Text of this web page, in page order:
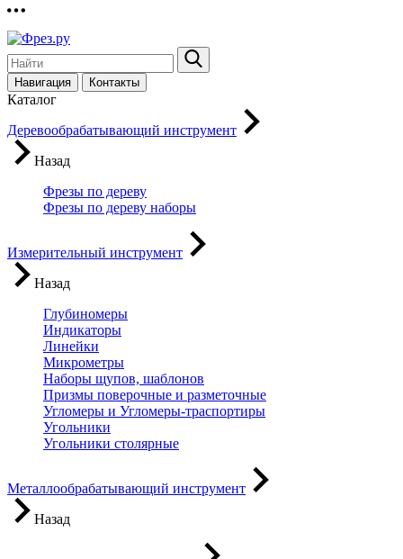
Навигация Контакты
Каталог
Деревообрабатывающий инструмент
Назад
Фрезы по дереву
Фрезы по дереву наборы
Измерительный инструмент
Назад
Глубиномеры
Индикаторы
Линейки
Микрометры
Наборы щупов, шаблонов
Призмы поверочные и разметочные
Угломеры и Угломеры-траспортиры
Угольники
Угольники столярные
Металлообрабатывающий инструмент
Назад